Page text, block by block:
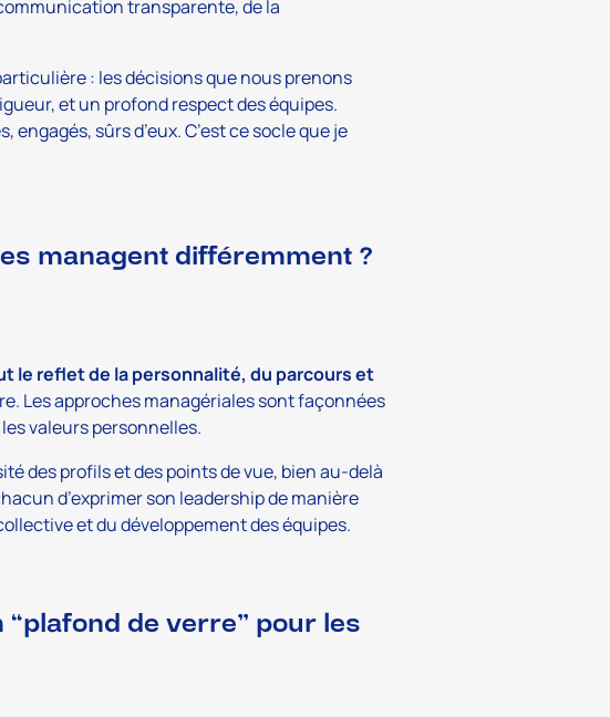
transparente, de la
: les décisions que nous prenons
et un profond respect des équipes.
sûrs d’eux. C’est ce socle que je
managent différemment ?
le reflet de la personnalité, du parcours et
Les approches managériales sont façonnées
valeurs personnelles.
des profils et des points de vue, bien au-delà
d’exprimer son leadership de manière
et du développement des équipes.
de verre” pour les